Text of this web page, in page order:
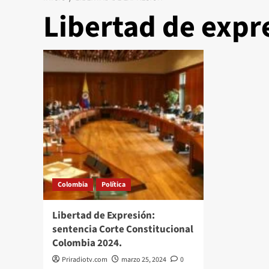
Libertad de
Colombia Política
Libertad de Expresión:
sentencia Corte Constitucional
Colombia 2024.
Priradiotv.com marzo 25, 2024
0